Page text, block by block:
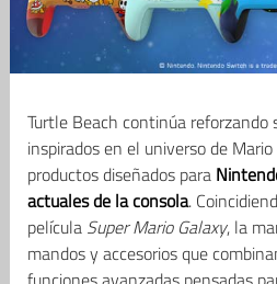
Turtle Beach continúa reforzando
inspirados en el universo de
productos diseñados para
actuales de la consola.
película Super Mario Galaxy, la
mandos y accesorios que